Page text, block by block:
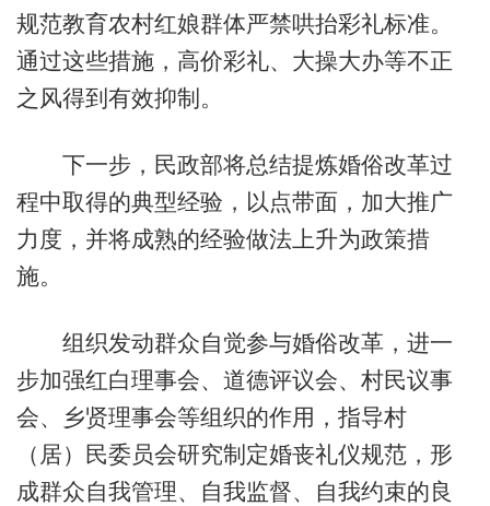
规范教育农村红娘群体严禁哄抬彩礼标准。
通过这些措施，高价彩礼、大操大办等不正
之风得到有效抑制。
下一步，民政部将总结提炼婚俗改革过
程中取得的典型经验，以点带面，加大推广
力度，并将成熟的经验做法上升为政策措
施。
组织发动群众自觉参与婚俗改革，进一
步加强红白理事会、道德评议会、村民议事
会、乡贤理事会等组织的作用，指导村
（居）民委员会研究制定婚丧礼仪规范，形
成群众自我管理、自我监督、自我约束的良